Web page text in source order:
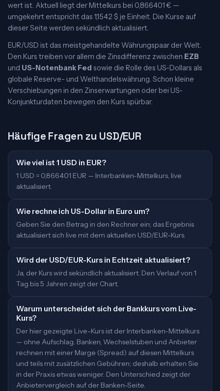
wert ist. Aktuell liegt der Mittelkurs bei 0,866401 € —
umgekehrt entspricht das 1,1542 $ je Einheit. Die Kurse auf
dieser Seite werden sekündlich aktualisiert.
EUR/USD ist das meistgehandelte Währungspaar der Welt.
Den Kurs treiben vor allem die Zinsdifferenz zwischen EZB
und US-Notenbank Fed sowie die Rolle des US-Dollars als
globale Reserve- und Welthandelswährung. Schon kleine
Verschiebungen in den Zinserwartungen oder bei US-
Konjunkturdaten bewegen den Kurs spürbar.
Häufige Fragen zu USD/EUR
Wie viel ist 1 USD in EUR?
1 USD = 0,866401 EUR — Interbanken-Mittelkurs, live
aktualisiert.
Wie rechne ich US-Dollar in Euro um?
Geben Sie den Betrag in den Rechner ein; das Ergebnis
aktualisiert sich live mit dem aktuellen USD/EUR-Kurs.
Wird der USD/EUR-Kurs in Echtzeit aktualisiert?
Ja, der Kurs wird sekündlich aktualisiert. Den Verlauf von 1
Tag bis 5 Jahren zeigt der Chart.
Warum unterscheidet sich der Bankkurs vom Live-
Kurs?
Der hier gezeigte Live-Kurs ist der Interbanken-Mittelkurs
— ohne Aufschlag. Banken, Wechselstuben und Anbieter
rechnen mit einer Marge (Spread) auf diesen Mittelkurs
und teils mit zusätzlichen Gebühren; deshalb erhalten Sie
in der Praxis etwas weniger. Den Unterschied zeigt der
Anbietervergleich auf der Banken-Seite.